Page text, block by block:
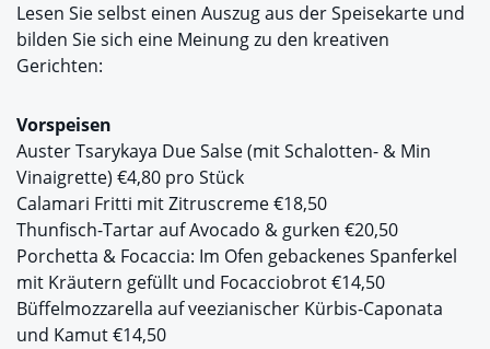
Lesen Sie selbst einen Auszug aus der Speisekarte und
bilden Sie sich eine Meinung zu den kreativen
Gerichten:
Vorspeisen
Auster Tsarykaya Due Salse (mit Schalotten- & Min
Vinaigrette) €4,80 pro Stück
Calamari Fritti mit Zitruscreme €18,50
Thunfisch-Tartar auf Avocado & gurken €20,50
Porchetta & Focaccia: Im Ofen gebackenes Spanferkel
mit Kräutern gefüllt und Focacciobrot €14,50
Büffelmozzarella auf veezianischer Kürbis-Caponata
und Kamut €14,50